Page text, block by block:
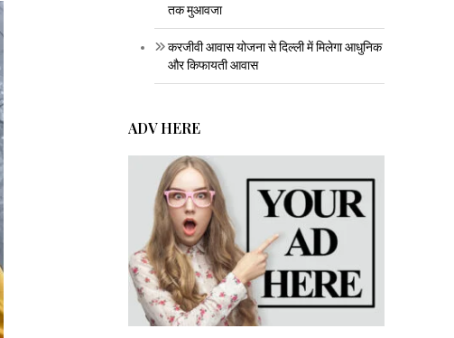
तक मुआवजा
करजीवी आवास योजना से दिल्ली में मिलेगा आधुनिक
और किफायती आवास
ADV HERE